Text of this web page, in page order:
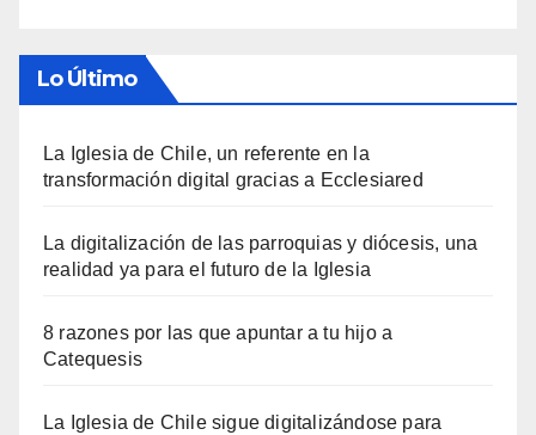
Lo Último
La Iglesia de Chile, un referente en la
transformación digital gracias a Ecclesiared
La digitalización de las parroquias y diócesis, una
realidad ya para el futuro de la Iglesia
8 razones por las que apuntar a tu hijo a
Catequesis
La Iglesia de Chile sigue digitalizándose para